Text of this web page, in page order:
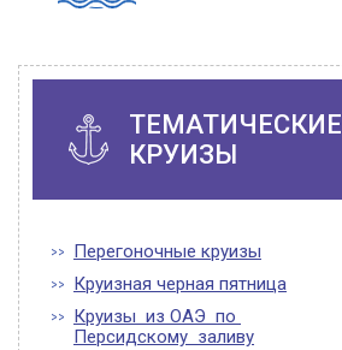
ТЕМАТИЧЕСКИЕ
КРУИЗЫ
Перегоночные круизы
Круизная черная пятница
Круизы из ОАЭ по
Персидскому заливу